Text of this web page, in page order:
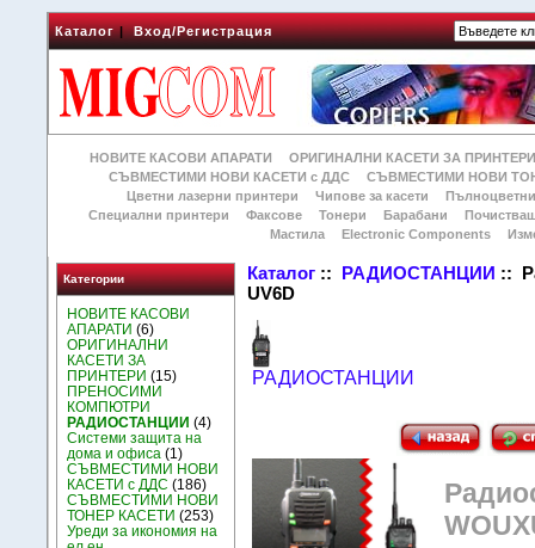
Каталог|Вход/Регистрация
НОВИТЕ КАСОВИ АПАРАТИ
ОРИГИНАЛНИ КАСЕТИ ЗА
СЪВМЕСТИМИ НОВИ КАСЕТИ с ДДС
СЪВМЕСТИМИ НОВИ
Цветни лазерни принтери
Чипове за касети
Специални принтери
Факсове Тонери Барабани
Мастила
Electronic Components
Категории
НОВИТЕ КАСОВИ
АПАРАТИ (6)
ОРИГИНАЛНИ
КАСЕТИ ЗА
ПРИНТЕРИ (15)
ПРЕНОСИМИ
КОМПЮТРИ
РАДИОСТАНЦИИ (4)
Системи защита на
дома и офиса (1)
СЪВМЕСТИМИ НОВИ
КАСЕТИ с ДДС (186)
СЪВМЕСТИМИ НОВИ
ТОНЕР КАСЕТИ (253)
Уреди за икономия на
Каталог :: РАДИОСТАНЦИИ ::
UV6D
РАДИОСТАНЦИИ